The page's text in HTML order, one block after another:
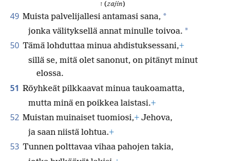
ז (zajin)
49 Muista palvelijallesi antamasi sana, *
jonka välityksellä annat minulle toivoa. *
50 Tämä lohduttaa minua ahdistuksessani,+
sillä se, mitä olet sanonut, on pitänyt minut
elossa.
51 Röyhkeät pilkkaavat minua taukoamatta,
mutta minä en poikkea laistasi.+
52 Muistan muinaiset tuomiosi,+ Jehova,
ja saan niistä lohtua.+
53 Tunnen polttavaa vihaa pahojen takia,